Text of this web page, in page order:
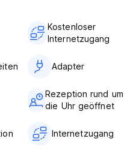
zeigen, warum. Das sonnige
Kostenloser
Internetzugang
Adapter
Rezeption rund um
die Uhr geöffnet
Internetzugang